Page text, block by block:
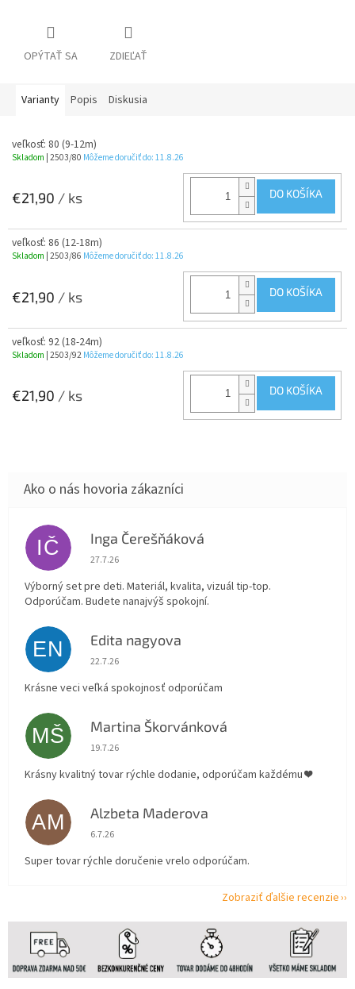
OPÝTAŤ SA ZDIEĽAŤ
Varianty Popis Diskusia
veľkosť: 80 (9-12m)
Skladom | 2503/80 Môžeme doručiť do: 11.8.26
€21,90 / ks DO KOŠÍKA
veľkosť: 86 (12-18m)
Skladom | 2503/86 Môžeme doručiť do: 11.8.26
€21,90 / ks DO KOŠÍKA
veľkosť: 92 (18-24m)
Skladom | 2503/92 Môžeme doručiť do: 11.8.26
€21,90 / ks DO KOŠÍKA
IČ Inga Čerešňáková
Hodnotenie obchodu je 5 z 5 hviezdičiek.
27.7.26
Výborný set pre deti. Materiál, kvalita, vizuál tip-top.
Odporúčam. Budete nanajvýš spokojní.
EN Edita nagyova
Hodnotenie obchodu je 5 z 5 hviezdičiek.
22.7.26
Krásne veci veľká spokojnosť odporúčam
MŠ Martina Škorvánková
Hodnotenie obchodu je 5 z 5 hviezdičiek.
19.7.26
Krásny kvalitný tovar rýchle dodanie, odporúčam každému ❤️
AM Alzbeta Maderova
Hodnotenie obchodu je 5 z 5 hviezdičiek.
6.7.26
Super tovar rýchle doručenie vrelo odporúčam.
Zobraziť ďalšie recenzie